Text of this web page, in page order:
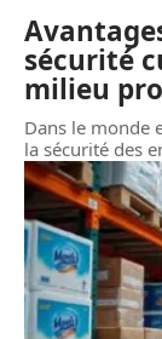
sécurité
milieu pro
Dans le monde
la sécurité des